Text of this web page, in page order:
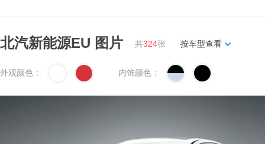
北汽新能源EU 图片 共324张 按车型查看
外观颜色： 内饰颜色：